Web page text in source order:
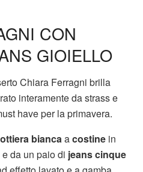
CON
GIOIELLO
Chiara Ferragni brilla
interamente da strass e
have per la primavera.
bianca acostine in
da un paio di jeans cinque